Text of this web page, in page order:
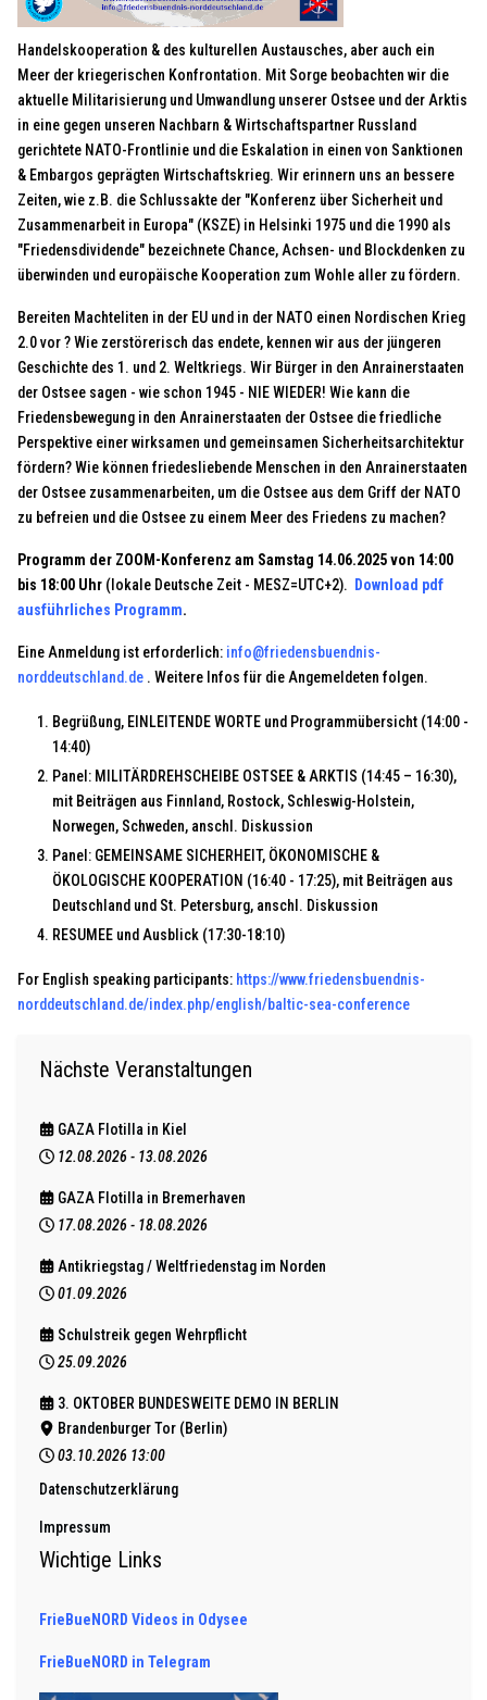
Handelskooperation & des kulturellen Austausches, aber auch ein
Meer der kriegerischen Konfrontation. Mit Sorge beobachten wir die
aktuelle Militarisierung und Umwandlung unserer Ostsee und der Arktis
in eine gegen unseren Nachbarn & Wirtschaftspartner Russland
gerichtete NATO-Frontlinie und die Eskalation in einen von Sanktionen
& Embargos geprägten Wirtschaftskrieg. Wir erinnern uns an bessere
Zeiten, wie z.B. die Schlussakte der "Konferenz über Sicherheit und
Zusammenarbeit in Europa" (KSZE) in Helsinki 1975 und die 1990 als
"Friedensdividende" bezeichnete Chance, Achsen- und Blockdenken zu
überwinden und europäische Kooperation zum Wohle aller zu fördern.
Bereiten Machteliten in der EU und in der NATO einen Nordischen Krieg
2.0 vor ? Wie zerstörerisch das endete, kennen wir aus der jüngeren
Geschichte des 1. und 2. Weltkriegs. Wir Bürger in den Anrainerstaaten
der Ostsee sagen - wie schon 1945 - NIE WIEDER! Wie kann die
Friedensbewegung in den Anrainerstaaten der Ostsee die friedliche
Perspektive einer wirksamen und gemeinsamen Sicherheitsarchitektur
fördern? Wie können friedesliebende Menschen in den Anrainerstaaten
der Ostsee zusammenarbeiten, um die Ostsee aus dem Griff der NATO
zu befreien und die Ostsee zu einem Meer des Friedens zu machen?
Programm der ZOOM-Konferenz am Samstag 14.06.2025 von 14:00
bis 18:00 Uhr (lokale Deutsche Zeit - MESZ=UTC+2).
Download pdf
ausführliches Programm.
Eine Anmeldung ist erforderlich: info@friedensbuendnis-
norddeutschland.de . Weitere Infos für die Angemeldeten folgen.
Begrüßung, EINLEITENDE WORTE und Programmübersicht (14:00 -
14:40)
Panel: MILITÄRDREHSCHEIBE OSTSEE & ARKTIS (14:45 – 16:30),
mit Beiträgen aus Finnland, Rostock, Schleswig-Holstein,
Norwegen, Schweden, anschl. Diskussion
Panel: GEMEINSAME SICHERHEIT, ÖKONOMISCHE &
ÖKOLOGISCHE KOOPERATION (16:40 - 17:25), mit Beiträgen aus
Deutschland und St. Petersburg, anschl. Diskussion
RESUMEE und Ausblick (17:30-18:10)
For English speaking participants: https://www.friedensbuendnis-
norddeutschland.de/index.php/english/baltic-sea-conference
Nächste Veranstaltungen
GAZA Flotilla in Kiel
12.08.2026 - 13.08.2026
GAZA Flotilla in Bremerhaven
17.08.2026 - 18.08.2026
Antikriegstag / Weltfriedenstag im Norden
01.09.2026
Schulstreik gegen Wehrpflicht
25.09.2026
3. OKTOBER BUNDESWEITE DEMO IN BERLIN
Brandenburger Tor (Berlin)
03.10.2026 13:00
Datenschutzerklärung
Impressum
Wichtige Links
FrieBueNORD Videos in Odysee
FrieBueNORD in Telegram